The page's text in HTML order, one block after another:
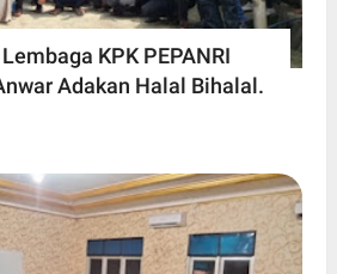
KPK PEPANRI
Adakan Halal Bihalal.